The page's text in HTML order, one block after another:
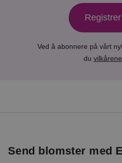
Ved å abonnere på vårt
du vilkårene
Send blomster med